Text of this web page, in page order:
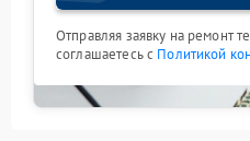
Отправляя заявку на ремонт
соглашаетесь с Политикой